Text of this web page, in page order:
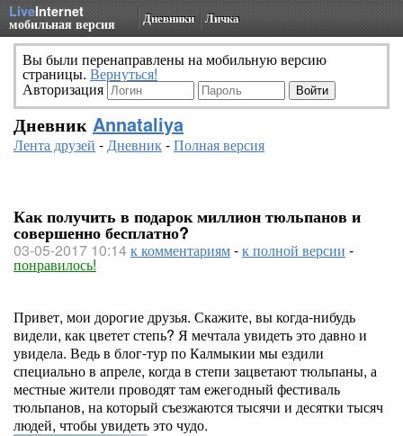
LiveInternet
мобильная версия Дневники Личка
Вы были перенаправлены на мобильную версию
страницы. Вернуться!
Авторизация
Дневник Annataliya
Лента друзей -Дневник-Полная версия
Как получить в подарок миллион тюльпанов и
совершенно бесплатно?
03-05-2017 10:14к комментариям-к полной версии -
понравилось!
Привет, мои дорогие друзья. Скажите, вы когда-нибудь
видели, как цветет степь? Я мечтала увидеть это давно и
увидела. Ведь в блог-тур по Калмыкии мы ездили
специально в апреле, когда в степи зацветают тюльпаны, а
местные жители проводят там ежегодный фестиваль
тюльпанов, на который съезжаются тысячи и десятки тысяч
людей, чтобы увидеть это чудо.